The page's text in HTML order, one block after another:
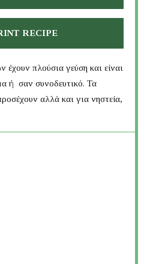
RECIPE
πλούσια γεύση και είναι
ή σαν συνοδευτικό. Τα
αλλά και για νηστεία,